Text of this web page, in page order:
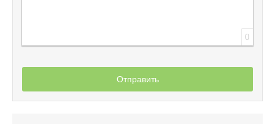
0
Отправить